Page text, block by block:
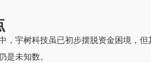
，宇树科技虽已初步摆脱资金困境，
是未知数。